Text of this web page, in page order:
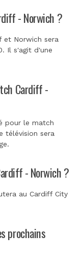
- Norwich ?
et Norwich sera
Il s'agit d'une
Cardiff -
pour le match
télévision sera
- Norwich ?
au Cardiff City
prochains